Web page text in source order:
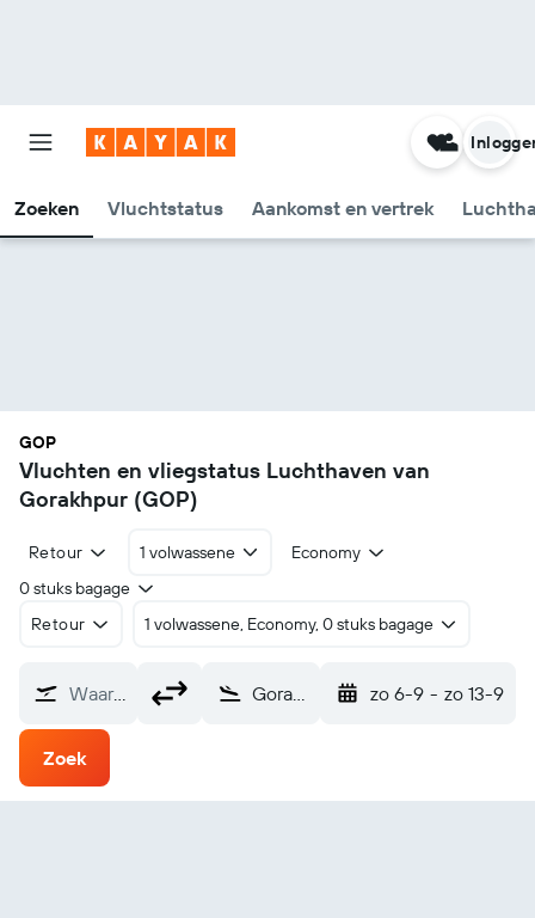
Zoeken Vluchtstatus Aankomst en vertrek
GOP
Vluchten en vliegstatus Luchthaven van
Gorakhpur (GOP)
Retour 1 volwassene
Economy
0 stuks bagage
Retour
1 volwassene, Economy, 0 stuks bagage
Waarvandaan? Gorakhpur (GOP) zo 6-9 - zo 13-9
Zoek